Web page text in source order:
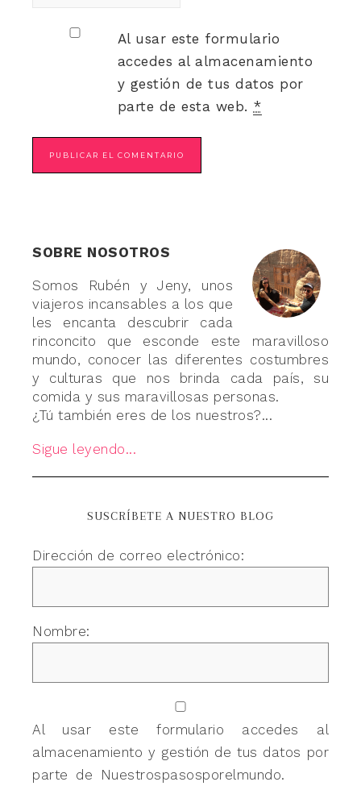
Al usar este formulario
accedes al almacenamiento
y gestión de tus datos por
parte de esta web. *
SOBRE NOSOTROS
Somos Rubén y Jeny, unos
viajeros incansables a los que
les encanta descubrir cada
rinconcito que esconde este maravilloso
mundo, conocer las diferentes costumbres
y culturas que nos brinda cada país, su
comida y sus maravillosas personas.
¿Tú también eres de los nuestros?...
Sigue leyendo...
SUSCRÍBETE A NUESTRO BLOG
Dirección de correo electrónico:
Nombre:
Al usar este formulario accedes al
almacenamiento y gestión de tus datos por
parte de Nuestrospasosporelmundo.